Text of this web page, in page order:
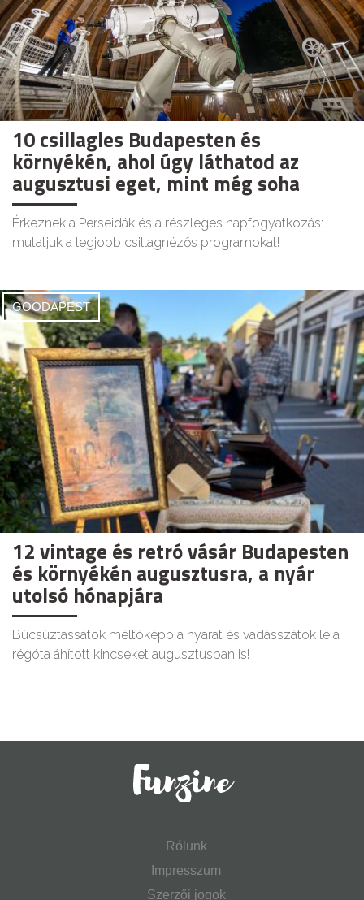
10 csillagles Budapesten és
környékén, ahol úgy láthatod az
augusztusi eget, mint még soha
Érkeznek a Perseidák és a részleges napfogyatkozás:
mutatjuk a legjobb csillagnézős programokat!
GOODAPEST
12 vintage és retró vásár Budapesten
és környékén augusztusra, a nyár
utolsó hónapjára
Búcsúztassátok méltóképp a nyarat és vadásszátok le a
régóta áhított kincseket augusztusban is!
Rólunk
Impresszum
Szerzői jogok